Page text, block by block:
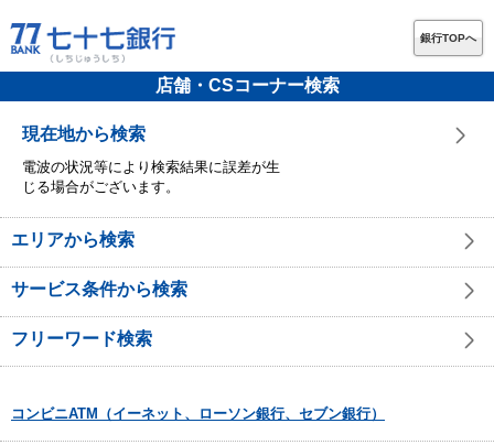
銀行TOPへ
店舗・CSコーナー検索
現在地から検索
電波の状況等により検索結果に誤差が生
じる場合がございます。
エリアから検索
サービス条件から検索
フリーワード検索
コンビニATM（イーネット、ローソン銀行、セブン銀行）